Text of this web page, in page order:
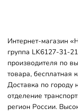
Интернет-магазин
группа LK6127-31-
производителя по
товара, бесплатная
Доставка по городу
отделение
регион России.